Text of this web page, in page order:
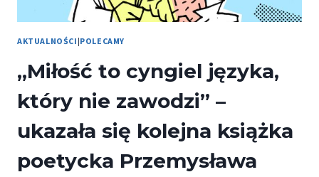
AKTUALNOŚCI |POLECAMY
„Miłość to cyngiel języka,
który nie zawodzi” –
ukazała się kolejna książka
poetycka Przemysława